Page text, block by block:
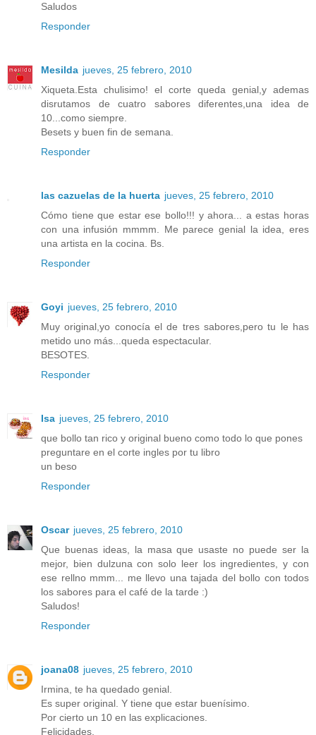
Saludos
Responder
Mesilda jueves, 25 febrero, 2010
Xiqueta.Esta chulisimo! el corte queda genial,y ademas
disrutamos de cuatro sabores diferentes,una idea de
10...como siempre.
Besets y buen fin de semana.
Responder
las cazuelas de la huerta jueves, 25 febrero, 2010
Cómo tiene que estar ese bollo!!! y ahora... a estas horas
con una infusión mmmm. Me parece genial la idea, eres
una artista en la cocina. Bs.
Responder
Goyi jueves, 25 febrero, 2010
Muy original,yo conocía el de tres sabores,pero tu le has
metido uno más...queda espectacular.
BESOTES.
Responder
Isa jueves, 25 febrero, 2010
que bollo tan rico y original bueno como todo lo que pones
preguntare en el corte ingles por tu libro
un beso
Responder
Oscar jueves, 25 febrero, 2010
Que buenas ideas, la masa que usaste no puede ser la
mejor, bien dulzuna con solo leer los ingredientes, y con
ese rellno mmm... me llevo una tajada del bollo con todos
los sabores para el café de la tarde :)
Saludos!
Responder
joana08 jueves, 25 febrero, 2010
Irmina, te ha quedado genial.
Es super original. Y tiene que estar buenísimo.
Por cierto un 10 en las explicaciones.
Felicidades.